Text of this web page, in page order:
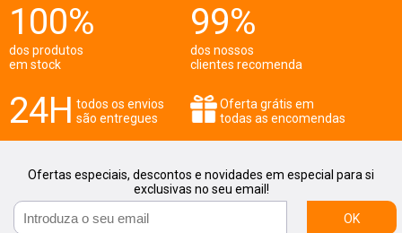
100%
dos produtos
em stock
99%
dos nossos
clientes recomenda
24H todos os envios
são entregues
Oferta grátis em
todas as encomendas
Ofertas especiais, descontos e novidades em especial para si
exclusivas no seu email!
OK